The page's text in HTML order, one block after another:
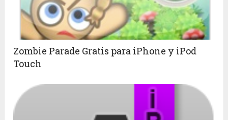
Zombie Parade Gratis para iPhone y iPod
Touch